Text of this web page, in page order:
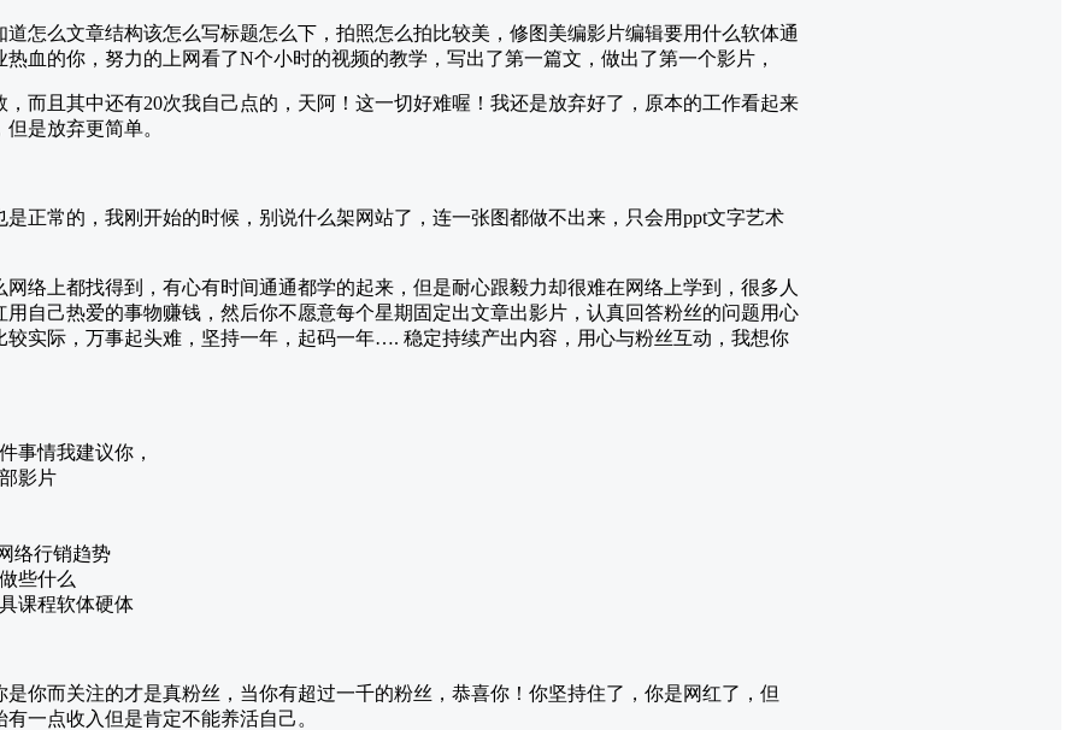
怎么文章结构该怎么写标题怎么下，拍照怎么拍比较美，修图美编影片编辑要用什么软体通
血的你，努力的上网看了N个小时的视频的教学，写出了第一篇文，做出了第一个影片，
而且其中还有20次我自己点的，天阿！这一切好难喔！我还是放弃好了，原本的工作看起来
是放弃更简单。
正常的，我刚开始的时候，别说什么架网站了，连一张图都做不出来，只会用ppt文字艺术
络上都找得到，有心有时间通通都学的起来，但是耐心跟毅力却很难在网络上学到，很多人
自己热爱的事物赚钱，然后你不愿意每个星期固定出文章出影片，认真回答粉丝的问题用心
较实际，万事起头难，坚持一年，起码一年…. 稳定持续产出内容，用心与粉丝互动，我想你
事情我建议你，
影片
络行销趋势
些什么
课程软体硬体
你而关注的才是真粉丝，当你有超过一千的粉丝，恭喜你！你坚持住了，你是网红了，但
一点收入但是肯定不能养活自己。